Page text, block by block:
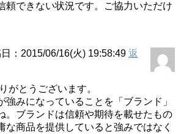
頼できない状況です。ご協力いただけ
：2015/06/16(火) 19:58:49 返
がとうございます。
強みになっていることを「ブランド」
。ブランドは信頼や期待を載せたもの
な商品を提供していると強みではなく